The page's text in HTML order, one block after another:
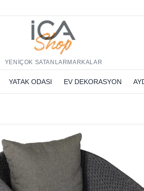
YENİÇOK SATANLAR MARKALAR
YATAK ODASI EV DEKORASYON